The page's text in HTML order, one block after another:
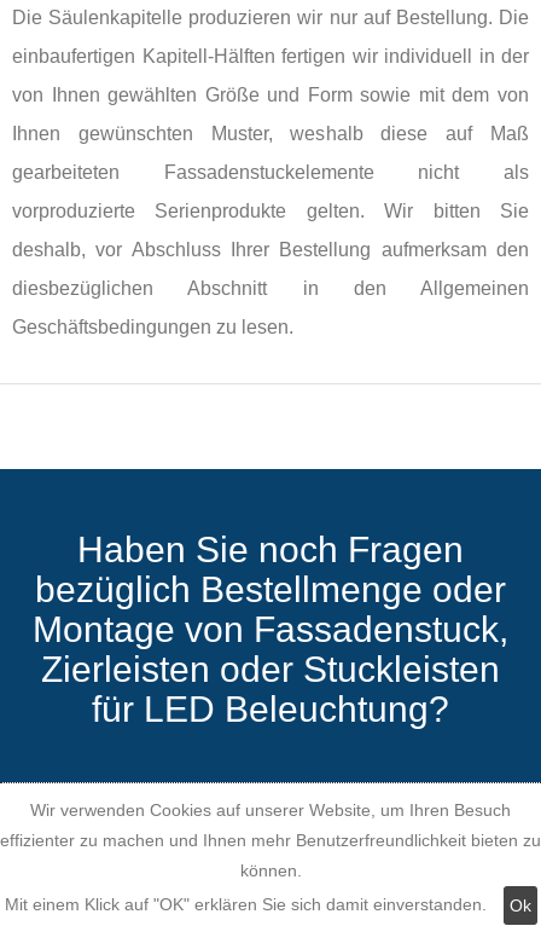
Die Säulenkapitelle produzieren wir nur auf Bestellung. Die
einbaufertigen Kapitell-Hälften fertigen wir individuell in der
von Ihnen gewählten Größe und Form sowie mit dem von
Ihnen gewünschten Muster, weshalb diese auf Maß
gearbeiteten Fassadenstuckelemente nicht als
vorproduzierte Serienprodukte gelten. Wir bitten Sie
deshalb, vor Abschluss Ihrer Bestellung aufmerksam den
diesbezüglichen Abschnitt in den Allgemeinen
Geschäftsbedingungen zu lesen.
Haben Sie noch Fragen
bezüglich Bestellmenge oder
Montage von Fassadenstuck,
Zierleisten oder Stuckleisten
für LED Beleuchtung?
Wir verwenden Cookies auf unserer Website, um Ihren Besuch
effizienter zu machen und Ihnen mehr Benutzerfreundlichkeit bieten zu
können.
Mit einem Klick auf "OK" erklären Sie sich damit einverstanden.
Ok